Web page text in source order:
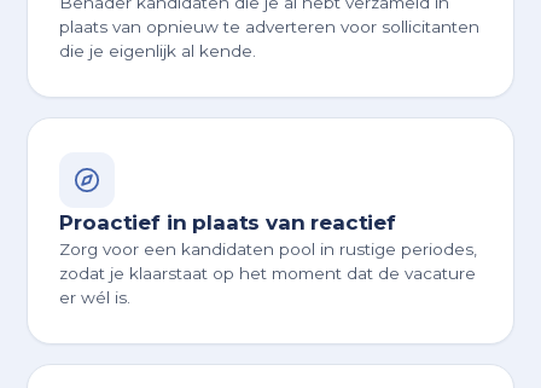
plaats van opnieuw te adverteren voor sollicitanten
die je eigenlijk al kende.
Proactief in plaats van reactief
Zorg voor een kandidaten pool in rustige periodes,
zodat je klaarstaat op het moment dat de vacature
er wél is.